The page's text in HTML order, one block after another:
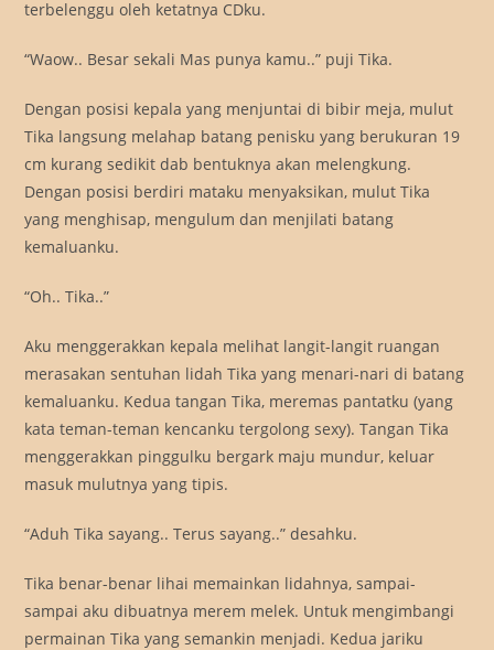
terbelenggu oleh ketatnya CDku.
“Waow.. Besar sekali Mas punya kamu..” puji Tika.
Dengan posisi kepala yang menjuntai di bibir meja, mulut
Tika langsung melahap batang penisku yang berukuran 19
cm kurang sedikit dab bentuknya akan melengkung.
Dengan posisi berdiri mataku menyaksikan, mulut Tika
yang menghisap, mengulum dan menjilati batang
kemaluanku.
“Oh.. Tika..”
Aku menggerakkan kepala melihat langit-langit ruangan
merasakan sentuhan lidah Tika yang menari-nari di batang
kemaluanku. Kedua tangan Tika, meremas pantatku (yang
kata teman-teman kencanku tergolong sexy). Tangan Tika
menggerakkan pinggulku bergark maju mundur, keluar
masuk mulutnya yang tipis.
“Aduh Tika sayang.. Terus sayang..” desahku.
Tika benar-benar lihai memainkan lidahnya, sampai-
sampai aku dibuatnya merem melek. Untuk mengimbangi
permainan Tika yang semankin menjadi. Kedua jariku